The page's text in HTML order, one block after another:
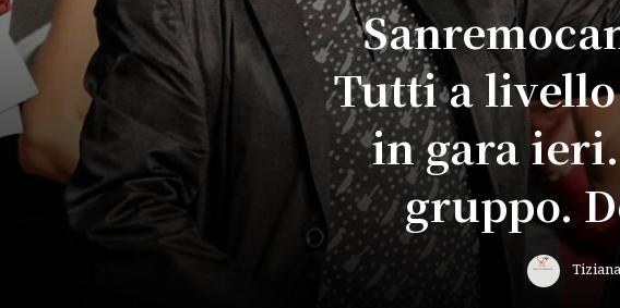
Tutti a
in gara
gruppo.